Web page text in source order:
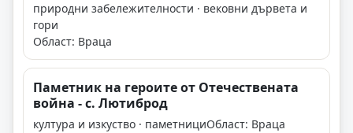
природни забележителности · вековни дървета и
гори
Област: Враца
Паметник на героите от Отечествената
война - с. Лютиброд
култура и изкуство · паметнициОбласт: Враца